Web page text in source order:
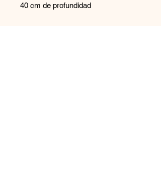
40 cm de profundidad